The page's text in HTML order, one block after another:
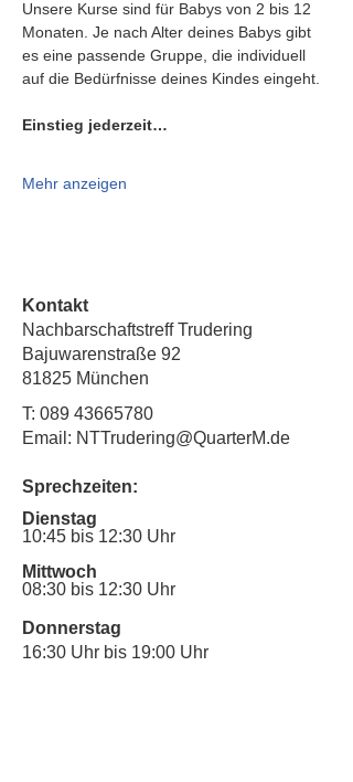
Unsere Kurse sind für Babys von 2 bis 12
Monaten. Je nach Alter deines Babys gibt
es eine passende Gruppe, die individuell
auf die Bedürfnisse deines Kindes eingeht.
Einstieg jederzeit…
Mehr anzeigen
Kontakt
Nachbarschaftstreff Trudering
Bajuwarenstraße 92
81825 München
T: 089 43665780
Email: NTTrudering@QuarterM.de
Sprechzeiten:
Dienstag
10:45 bis 12:30 Uhr
Mittwoch
08:30 bis 12:30 Uhr
Donnerstag
16:30 Uhr bis 19:00 Uhr